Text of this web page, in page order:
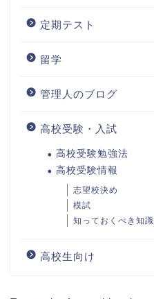
定期テスト
留学
管理人のブログ
高校受験・入試
高校受験勉強法
高校受験情報
志望校決め
模試
知っておくべき知識
高校生向け